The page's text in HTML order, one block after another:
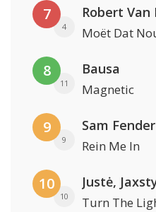
7
4
Robert
Moët Dat
8
11
Bausa
Magnetic
9
9
Sam
Rein Me In
10
10
Justė,
Turn The